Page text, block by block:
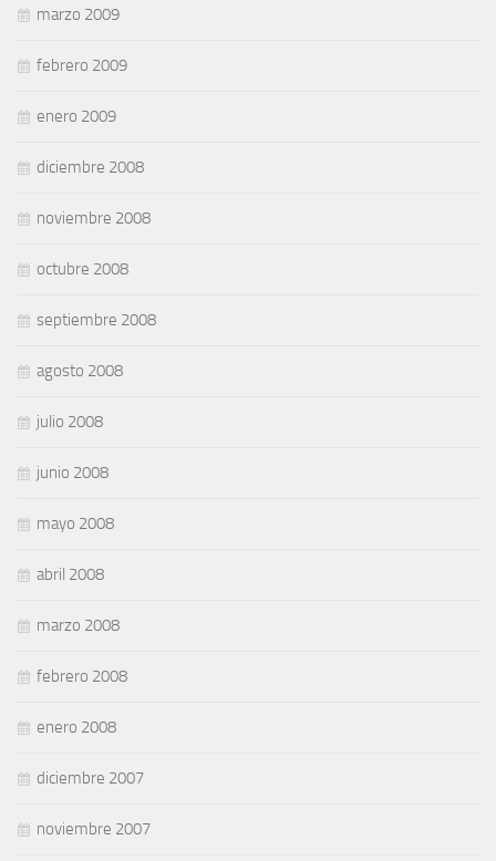
marzo 2009
febrero 2009
enero 2009
diciembre 2008
noviembre 2008
octubre 2008
septiembre 2008
agosto 2008
julio 2008
junio 2008
mayo 2008
abril 2008
marzo 2008
febrero 2008
enero 2008
diciembre 2007
noviembre 2007